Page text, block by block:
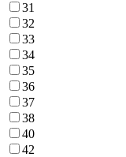
31
32
33
34
35
36
37
38
40
42